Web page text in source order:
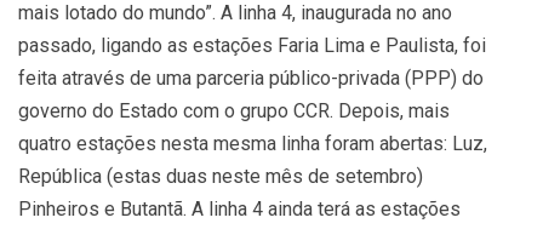
mais lotado do mundo”. A linha 4, inaugurada no ano
passado, ligando as estações Faria Lima e Paulista, foi
feita através de uma parceria público-privada (PPP) do
governo do Estado com o grupo CCR. Depois, mais
quatro estações nesta mesma linha foram abertas: Luz,
República (estas duas neste mês de setembro)
Pinheiros e Butantã. A linha 4 ainda terá as estações